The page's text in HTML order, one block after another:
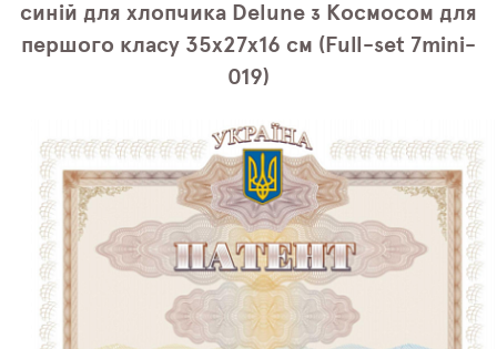
синій для хлопчика Delune з Космосом для
першого класу 35х27х16 см (Full-set 7mini-
019)